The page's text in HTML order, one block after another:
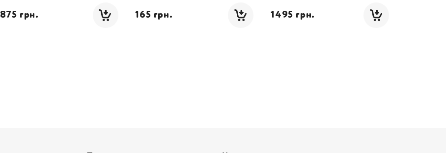
875 грн. 165 грн. 1495 грн.